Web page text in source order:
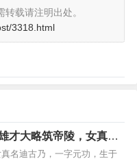
转载请注明出处。
3318.html
才大略筑帝陵，女真族
名迪古乃，一字元功，生于